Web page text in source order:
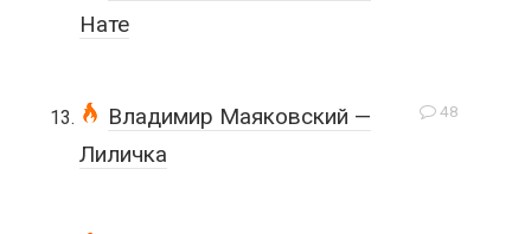
Нате
48
Владимир Маяковский —
Лиличка